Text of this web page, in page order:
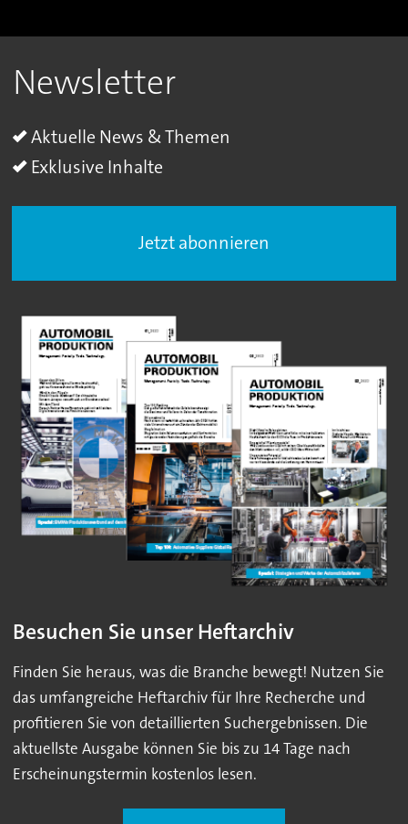
Newsletter
Aktuelle News & Themen
Exklusive Inhalte
Jetzt abonnieren
Besuchen Sie unser Heftarchiv
Finden Sie heraus, was die Branche bewegt! Nutzen Sie
das umfangreiche Heftarchiv für Ihre Recherche und
profitieren Sie von detaillierten Suchergebnissen. Die
aktuellste Ausgabe können Sie bis zu 14 Tage nach
Erscheinungstermin kostenlos lesen.